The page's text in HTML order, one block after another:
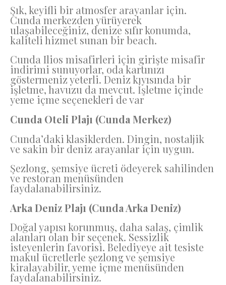
Şık, keyifli bir atmosfer arayanlar için.
Cunda merkezden yürüyerek
ulaşabileceğiniz, denize sıfır konumda,
kaliteli hizmet sunan bir beach.
Cunda Ilios misafirleri için girişte misafir
indirimi sunuyorlar, oda kartınızı
göstermeniz yeterli. Deniz kıyısında bir
işletme, havuzu da mevcut. İşletme içinde
yeme içme seçenekleri de var
Cunda Oteli Plajı (Cunda Merkez)
Cunda’daki klasiklerden. Dingin, nostaljik
ve sakin bir deniz arayanlar için uygun.
Şezlong, şemsiye ücreti ödeyerek sahilinden
ve restoran menüsünden
faydalanabilirsiniz.
Arka Deniz Plajı (Cunda Arka Deniz)
Doğal yapısı korunmuş, daha salaş, çimlik
alanları olan bir seçenek. Sessizlik
isteyenlerin favorisi. Belediyeye ait tesiste
makul ücretlerle şezlong ve şemsiye
kiralayabilir, yeme içme menüsünden
faydalanabilirsiniz.